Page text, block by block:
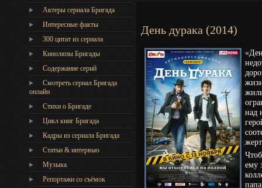
Актеры сериала Бригада
Интересные факты
300 цитат из сериала
Киноляпы Бригады
Содержание серий
Смотреть сериал Бригада
онлайн
Стихи о Бригаде
Цикл книг Бригада
Кадры из сериала Бригада
Статьи & интервью
Музыка
Репортажи со съёмок
День дурака (2014)
над
ему